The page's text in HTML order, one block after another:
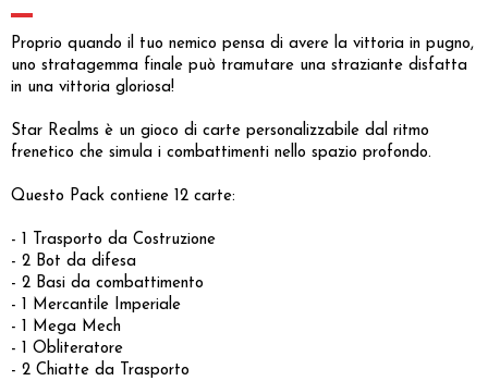
Proprio quando il tuo nemico pensa di avere la vittoria in pugno,
uno stratagemma finale può tramutare una straziante disfatta
in una vittoria gloriosa!
Star Realms è un gioco di carte personalizzabile dal ritmo
frenetico che simula i combattimenti nello spazio profondo.
Questo Pack contiene 12 carte:
- 1 Trasporto da Costruzione
- 2 Bot da difesa
- 2 Basi da combattimento
- 1 Mercantile Imperiale
- 1 Mega Mech
- 1 Obliteratore
- 2 Chiatte da Trasporto